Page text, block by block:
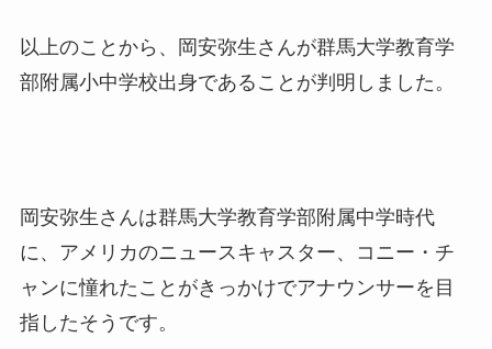
以上のことから、岡安弥生さんが群馬大学教育学
部附属小中学校出身であることが判明しました。
岡安弥生さんは群馬大学教育学部附属中学時代
に、アメリカのニュースキャスター、コニー・チ
ャンに憧れたことがきっかけでアナウンサーを目
指したそうです。